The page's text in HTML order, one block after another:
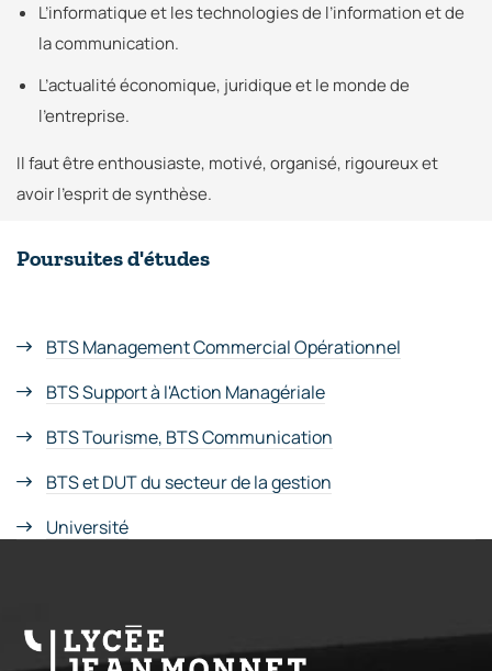
L’informatique et les technologies de l’information et de
la communication.
L’actualité économique, juridique et le monde de
l’entreprise.
Il faut être enthousiaste, motivé, organisé, rigoureux et
avoir l’esprit de synthèse.
Poursuites d'études
BTS Management Commercial Opérationnel
BTS Support à l'Action Managériale
BTS Tourisme, BTS Communication
BTS et DUT du secteur de la gestion
Université